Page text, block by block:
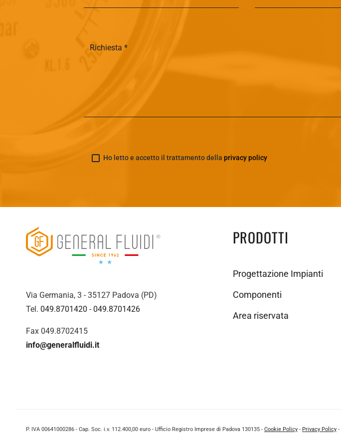
Ho letto e accetto il trattamento della privacy policy
Via Germania, 3 - 35127 Padova (PD)
Tel. 049.8701420 - 049.8701426
Fax 049.8702415
info@generalfluidi.it
PRODOTTI
Progettazione Impianti
Componenti
Area riservata
P. IVA 00641000286 - Cap. Soc. i.v. 112.400,00 euro - Ufficio Registro Imprese di Padova 130135 - Cookie Policy - Privacy Policy -